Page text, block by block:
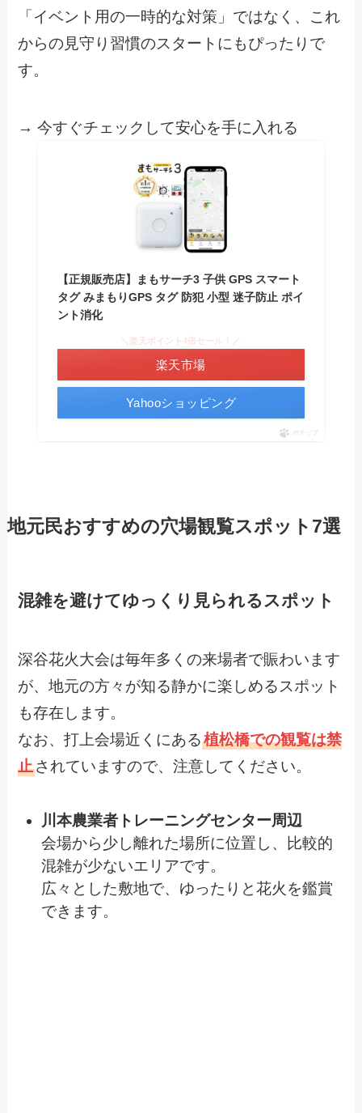
「イベント用の一時的な対策」ではなく、これ
からの見守り習慣のスタートにもぴったりで
す。
→ 今すぐチェックして安心を手に入れる
【正規販売店】まもサーチ3 子供 GPS スマート
タグ みまもりGPS タグ 防犯 小型 迷子防止 ポイ
ント消化
＼楽天ポイント4倍セール！／
楽天市場
Yahooショッピング
ポチップ
地元民おすすめの穴場観覧スポット7選
混雑を避けてゆっくり見られるスポット
深谷花火大会は毎年多くの来場者で賑わいます
が、地元の方々が知る静かに楽しめるスポット
も存在します。
なお、打上会場近くにある植松橋での観覧は禁
止されていますので、注意してください。
川本農業者トレーニングセンター周辺
会場から少し離れた場所に位置し、比較的
混雑が少ないエリアです。
広々とした敷地で、ゆったりと花火を鑑賞
できます。